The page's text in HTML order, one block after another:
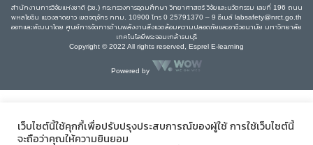
สำนักงานการวิจัยแห่งชาติ (วช.) กระทรวงการอุดมศึกษา วิทยาศาสตร์ วิจัยและนวัตกรรม เลขที่ 196 ถนน
พหลโยธิน แขวงลาดยาว เขตจตุจักร กทม. 10900 โทร 0 25791370 – 9 อีเมล์ labsafety@nrct.go.th
ออกและพัฒนาโดย ศูนย์การจัดการด้านพลังงานสิ่งแวดล้อมความปลอดภัยและอาชีวอนามัย มหาวิทยาลัย
เทคโนโลยีพระจอมเกล้าธนบุรี
Copyright © 2022 All rights reserved, Esprel E-learning
Powered by
เว็บไซต์นี้ใช้คุกกี้เพื่อปรับปรุงประสบการณ์ของผู้ใช้ การใช้เว็บไซต์นี้
จะถือว่าคุณให้ความยินยอม